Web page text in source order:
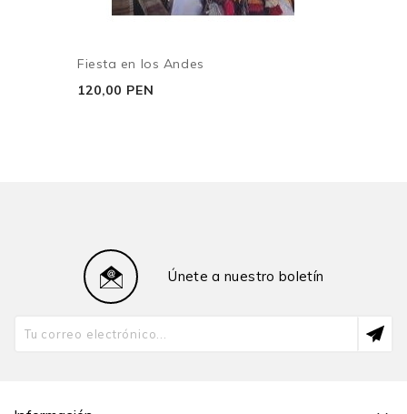
Fiesta en los Andes
120,00 PEN
Únete a nuestro boletín